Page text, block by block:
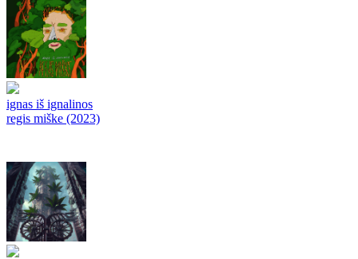
ignas iš ignalinos
regis miške (2023)